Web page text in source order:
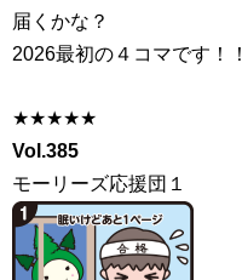
届くかな？
2026最初の４コマです！！
★★★★★
Vol.385
モーリーズ応援団１